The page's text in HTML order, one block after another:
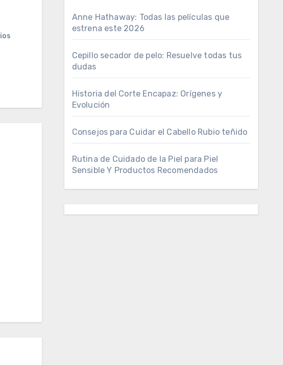
Anne Hathaway: Todas las películas que
estrena este 2026
Cepillo secador de pelo: Resuelve todas tus
dudas
Historia del Corte Encapaz: Orígenes y
Evolución
Consejos para Cuidar el Cabello Rubio teñido
Rutina de Cuidado de la Piel para Piel
Sensible Y Productos Recomendados